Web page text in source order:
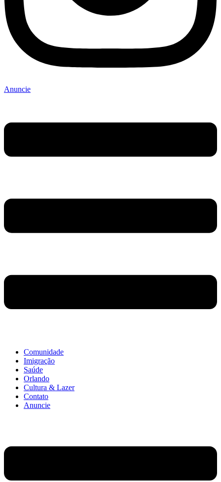
Anuncie
Comunidade
Imigração
Saúde
Orlando
Cultura & Lazer
Contato
Anuncie